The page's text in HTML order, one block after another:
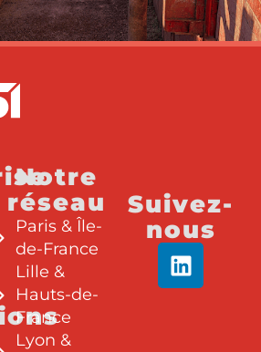
Notre
réseau
Paris & Île-
de-France
Lille &
Hauts-de-
France
Lyon &
Suivez-
nous